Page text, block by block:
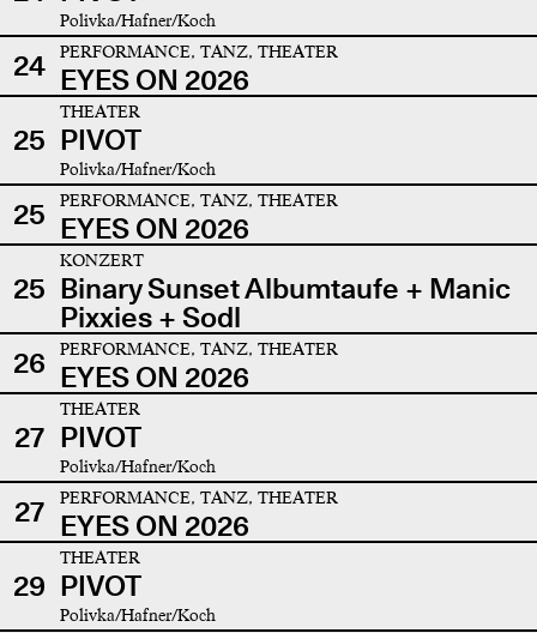
Polivka/Hafner/Koch
24 PERFORMANCE, TANZ, THEATER
EYES ON 2026
25
THEATER
PIVOT
Polivka/Hafner/Koch
25 PERFORMANCE, TANZ, THEATER
EYES ON 2026
25
KONZERT
Binary Sunset Albumtaufe + Manic
Pixxies + Sodl
26
PERFORMANCE, TANZ, THEATER
EYES ON 2026
27
THEATER
PIVOT
Polivka/Hafner/Koch
27 PERFORMANCE, TANZ, THEATER
EYES ON 2026
29
THEATER
PIVOT
Polivka/Hafner/Koch